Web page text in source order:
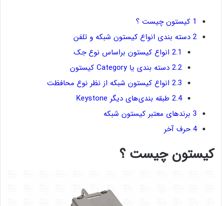
1 کیستون چیست ؟
2 دسته بندی انواع کیستون شبکه و تلفن
2.1 انواع کیستون براساس نوع جک
2.2 دسته بندی یا Category کیستون
2.3 انواع کیستون شبکه از نظر نوع محافظت
2.4 طبقه بندی‌های دیگر Keystone
3 برندهای معتبر کیستون شبکه
4 حرف آخر
کیستون چیست ؟